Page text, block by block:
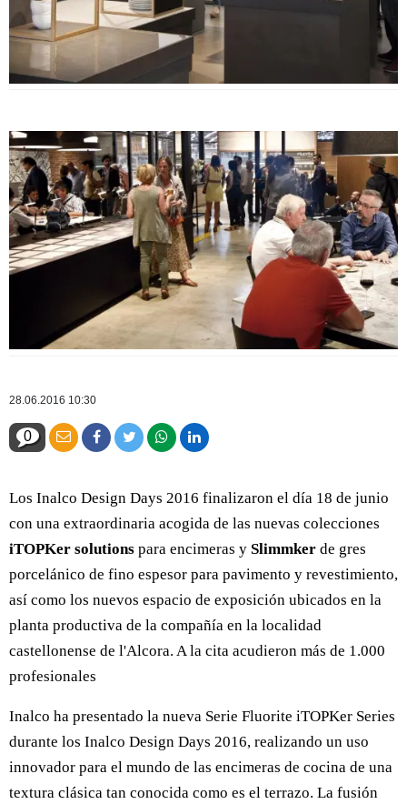
28.06.2016 10:30
0
Los Inalco Design Days 2016 finalizaron el día 18 de junio
con una extraordinaria acogida de las nuevas colecciones
iTOPKer solutions para encimeras y Slimmker de gres
porcelánico de fino espesor para pavimento y revestimiento,
así como los nuevos espacio de exposición ubicados en la
planta productiva de la compañía en la localidad
castellonense de l'Alcora. A la cita acudieron más de 1.000
profesionales
Inalco ha presentado la nueva Serie Fluorite iTOPKer Series
durante los Inalco Design Days 2016, realizando un uso
innovador para el mundo de las encimeras de cocina de una
textura clásica tan conocida como es el terrazo. La fusión